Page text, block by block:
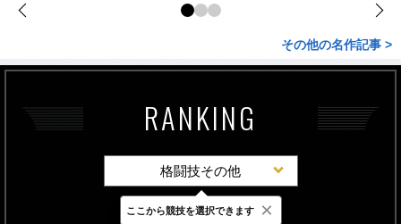
その他の名作記事 >
RANKING
格闘技その他
最新 24時間 週間
ここから競技を選択できます ×